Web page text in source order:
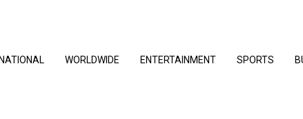
NATIONAL WORLDWIDE ENTERTAINMENT SPORTS